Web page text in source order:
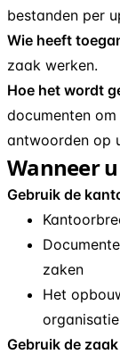
bestanden per
Wie heeft
zaak werken.
Hoe het wordt
documenten
antwoorden op
Wanneer
Gebruik de
zaken
Het
organisatie
Gebruik de